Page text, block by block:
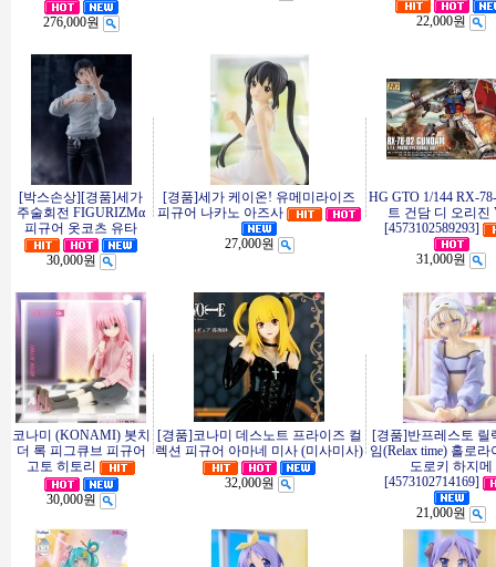
276,000원 22,000원
[박스손상][경품]세가
주술회전 FIGURIZMα
피규어 옷코츠 유타
30,000원
[경품]세가 케이온! 유메미라이즈
피규어 나카노 아즈사
27,000원
HG GTO 1/144 RX-
트 건담 디 오리진
[4573102589293]
31,000원
코나미 (KONAMI) 봇치
더 록 피그큐브 피규어
고토 히토리
30,000원
[경품]코나미 데스노트 프라이즈 컬
렉션 피규어 아마네 미사 (미사미사)
32,000원
[경품]반프레스토 릴
임(Relax time) 홀로라
도로키 하지메
[4573102714169]
21,000원